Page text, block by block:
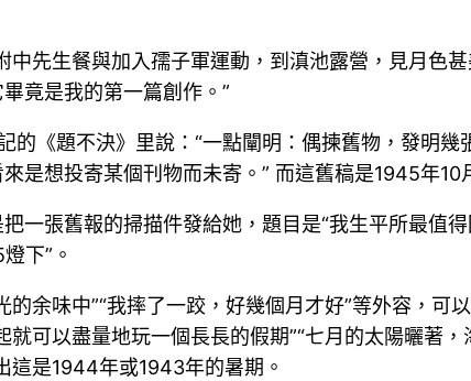
先生餐與加入孺子軍運動，到滇池露營，見月色
竟是我的第一篇創作。”
《題不決》里說：“一點闡明：偶揀舊物，發明幾
是想投寄某個刊物而未寄。” 而這舊稿是1945年10
一張舊報的掃描件發給她，題目是“我生平所最值
下”。
余味中”“我摔了一跤，好幾個月才好”等外容，可
可以盡量地玩一個長長的假期”“七月的太陽曬著
這是1944年或1943年的暑期。